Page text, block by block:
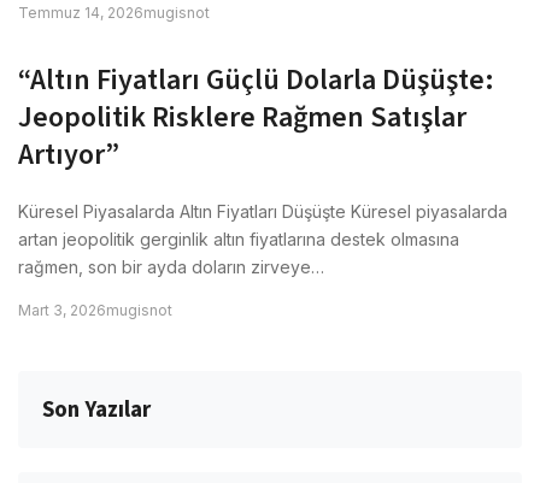
Temmuz 14, 2026mugisnot
“Altın Fiyatları Güçlü Dolarla Düşüşte:
Jeopolitik Risklere Rağmen Satışlar
Artıyor”
Küresel Piyasalarda Altın Fiyatları Düşüşte Küresel piyasalarda
artan jeopolitik gerginlik altın fiyatlarına destek olmasına
rağmen, son bir ayda doların zirveye…
Mart 3, 2026mugisnot
Son Yazılar